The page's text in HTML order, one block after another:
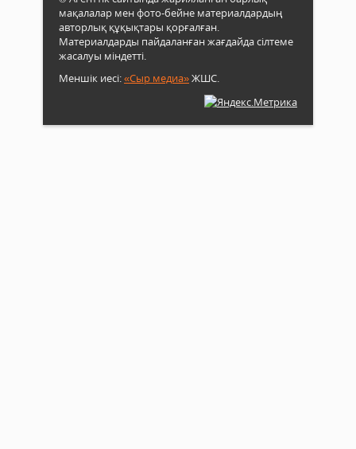
мақалалар мен фото-бейне материалдардың
авторлық құқықтары қорғалған.
Материалдарды пайдаланған жағдайда сілтеме
жасалуы міндетті.
Меншік иесі:«Сыр медиа»ЖШС.